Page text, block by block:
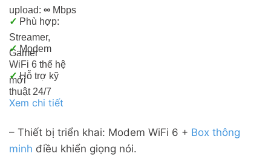
upload: ∞ Mbps
✓ Phù hợp:
Streamer,
Gamer
✓Modem
WiFi 6 thế hệ
mới
✓Hỗ trợ kỹ
thuật 24/7
Xem chi tiết
– Thiết bị triển khai: Modem WiFi 6 + Box thông
minh điều khiển giọng nói.